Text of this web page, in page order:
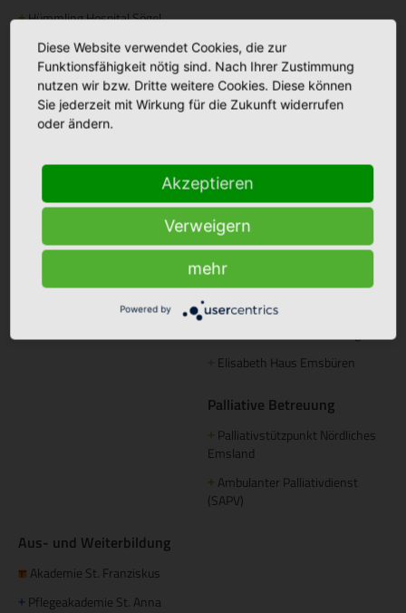
+Hümmling Hospital Sögel
Marien Hospital Papenburg
Aschendorf
Instagram
Tagespflege
Maria Anna Haus Lengerich
Ambulante Pflege
+Caritas Altenhilfe Emsland
+Caritas Sozialstation Lingen
+Ambulante Pflege Sögel
Betreutes Wohnen
Elisabeth Haus Emsbüren
Palliative Betreuung
+ Palliativstützpunkt Nördliches
Emsland
+ Ambulanter Palliativdienst
(SAPV)
Aus- und Weiterbildung
Akademie St. Franziskus
+ Pflegeakademie St. Anna
Diese Website verwendet Cookies, die zur
Funktionsfähigkeit nötig sind. Nach Ihrer Zustimmung
nutzen wir bzw. Dritte weitere Cookies. Diese können
Sie jederzeit mit Wirkung für die Zukunft widerrufen
oder ändern.
Akzeptieren
Verweigern
mehr
Powered by